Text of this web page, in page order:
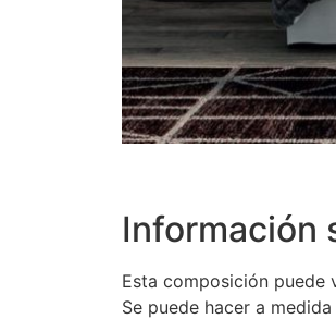
Información
Esta composición puede
Se puede hacer a medida